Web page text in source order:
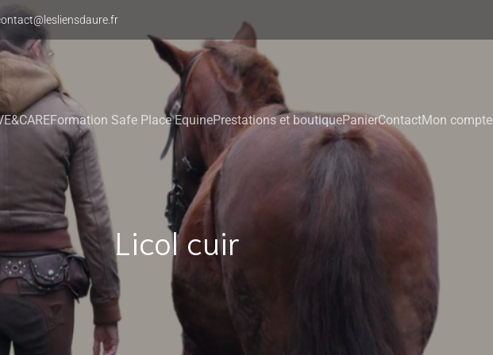
Formation Safe Place EquinePrestations et boutiquePanierContactMon compte
Licol cuir